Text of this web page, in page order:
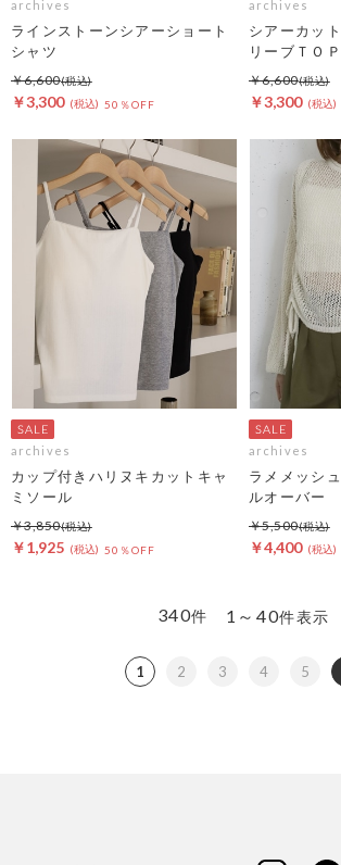
archives
ラインストーンシアーショート
シャツ
￥3,300 50％OFF
￥6,600
archives
シアーカッ
リーブＴＯ
￥3,300
￥6,600
archives
カップ付きハリヌキカットキャ
ミソール
￥1,925 50％OFF
￥3,850
archives
ラメメッシ
ルオーバー
￥4,400
￥5,500
1～40件表示
340件
1 2 3 4 5